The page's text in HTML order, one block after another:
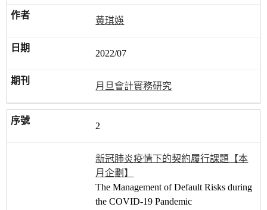
黃琪媖
2022/07
月旦會計實務研究
2
新冠肺炎疫情下的契約履行課題【本
月企劃】
The Management of Default Risks during
the COVID-19 Pandemic